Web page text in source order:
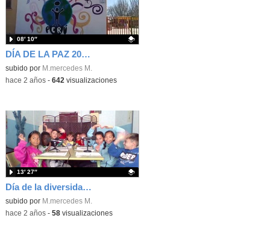
DÍA DE LA PAZ 2024. CEIP PERÚ
Contenido educativo.
subido por M.mercedes M.
08′ 10″
-hace 2 años- 642 visualizaciones
Día de la diversidad 2023
Contenido educativo.
subido por M.mercedes M.
13′ 27″
-hace 2 años- 58visualizaciones